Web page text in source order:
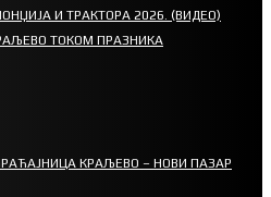
И ТРАКТОРА 2026. (ВИДЕО)
ТОКОМ ПРАЗНИКА
КРАЉЕВО – НОВИ ПАЗАР